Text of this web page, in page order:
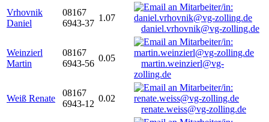
Vrhovnik
Daniel
08167
6943-37
1.07
daniel.vrhovnik@vg-zolling.de
Weinzierl
Martin
08167
6943-56
0.05
martin.weinzierl@vg-
zolling.de
Weiß Renate
08167
6943-12
0.02
renate.weiss@vg-zolling.de